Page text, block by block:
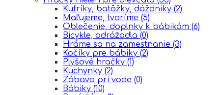
Kufríky, batôžky, dáždniky (2)
Maľujeme, tvoríme (5)
Oblečenie, doplnky k bábikám (6)
Bicykle, odrážadla (0)
Hráme sa na zamestnanie (3)
Kočíky pre bábiky (2)
Plyšové hračky (1)
Kuchynky (2)
Zábava pri vode (0)
Bábiky (10)